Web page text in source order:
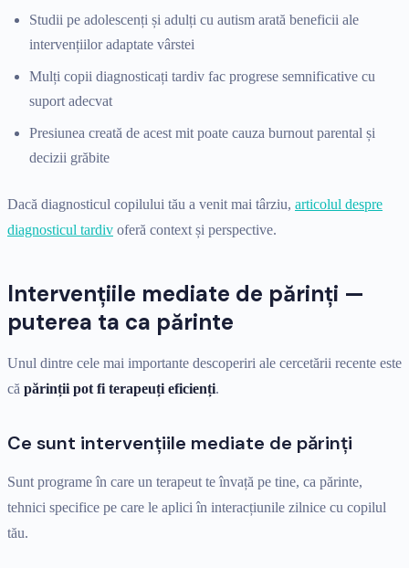
Studii pe adolescenți și adulți cu autism arată beneficii ale
intervențiilor adaptate vârstei
Mulți copii diagnosticați tardiv fac progrese semnificative cu
suport adecvat
Presiunea creată de acest mit poate cauza burnout parental și
decizii grăbite
Dacă diagnosticul copilului tău a venit mai târziu, articolul despre
diagnosticul tardiv oferă context și perspective.
Intervențiile mediate de părinți —
puterea ta ca părinte
Unul dintre cele mai importante descoperiri ale cercetării recente este
că părinții pot fi terapeuți eficienți.
Ce sunt intervențiile mediate de părinți
Sunt programe în care un terapeut te învață pe tine, ca părinte,
tehnici specifice pe care le aplici în interacțiunile zilnice cu copilul
tău.